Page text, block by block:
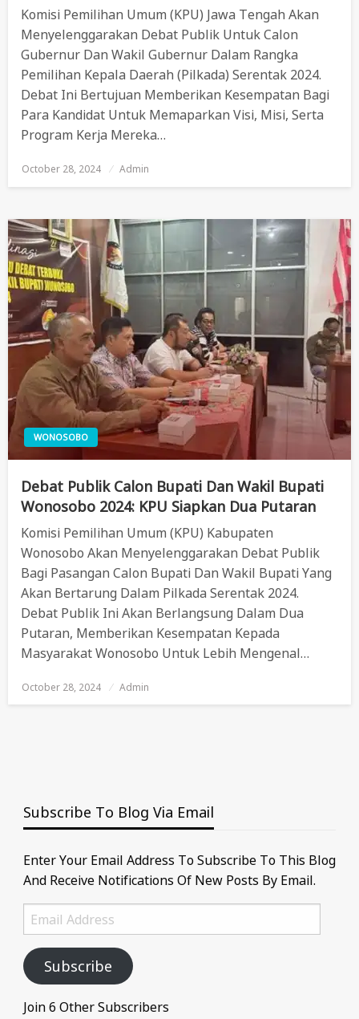
Komisi Pemilihan Umum (KPU) Jawa Tengah Akan
Menyelenggarakan Debat Publik Untuk Calon
Gubernur Dan Wakil Gubernur Dalam Rangka
Pemilihan Kepala Daerah (Pilkada) Serentak 2024.
Debat Ini Bertujuan Memberikan Kesempatan Bagi
Para Kandidat Untuk Memaparkan Visi, Misi, Serta
Program Kerja Mereka…
Posted
October 28, 2024 Admin
WONOSOBO
Debat Publik Calon Bupati Dan Wakil Bupati
Wonosobo 2024: KPU Siapkan Dua Putaran
Komisi Pemilihan Umum (KPU) Kabupaten
Wonosobo Akan Menyelenggarakan Debat Publik
Bagi Pasangan Calon Bupati Dan Wakil Bupati Yang
Akan Bertarung Dalam Pilkada Serentak 2024.
Debat Publik Ini Akan Berlangsung Dalam Dua
Putaran, Memberikan Kesempatan Kepada
Masyarakat Wonosobo Untuk Lebih Mengenal…
Posted
October 28, 2024 Admin
Subscribe To Blog Via Email
Enter Your Email Address To Subscribe To This Blog
And Receive Notifications Of New Posts By Email.
Email
Address
Subscribe
Join 6 Other Subscribers